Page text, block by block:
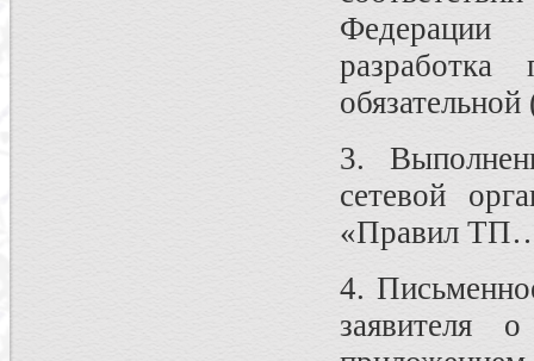
Федерации
разработка
3.
сетевой
«Правил
4.
заявителя